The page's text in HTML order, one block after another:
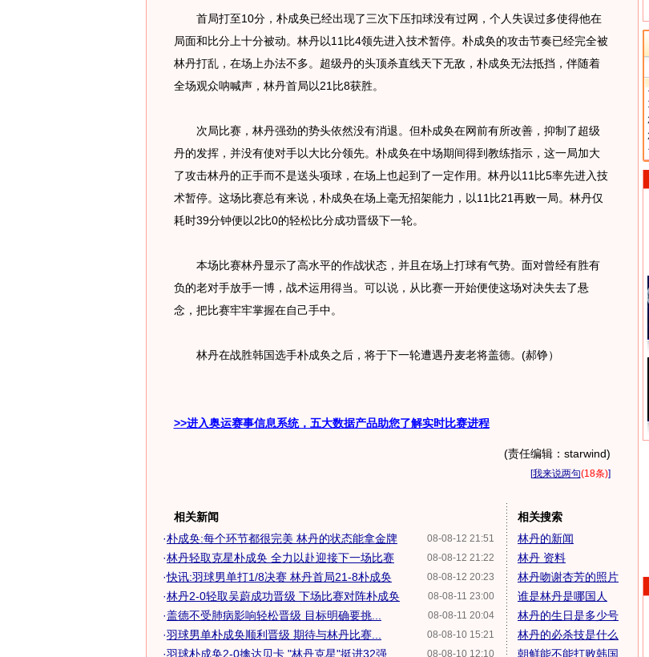
首局打至10分，朴成奂已经出现了三次下压扣球没有过网，个人失误过多使得他在
局面和比分上十分被动。林丹以11比4领先进入技术暂停。朴成奂的攻击节奏已经完全被
林丹打乱，在场上办法不多。超级丹的头顶杀直线天下无敌，朴成奂无法抵挡，伴随着
全场观众呐喊声，林丹首局以21比8获胜。
次局比赛，林丹强劲的势头依然没有消退。但朴成奂在网前有所改善，抑制了超级
丹的发挥，并没有使对手以大比分领先。朴成奂在中场期间得到教练指示，这一局加大
了攻击林丹的正手而不是送头项球，在场上也起到了一定作用。林丹以11比5率先进入技
术暂停。这场比赛总有来说，朴成奂在场上毫无招架能力，以11比21再败一局。林丹仅
耗时39分钟便以2比0的轻松比分成功晋级下一轮。
本场比赛林丹显示了高水平的作战状态，并且在场上打球有气势。面对曾经有胜有
负的老对手放手一博，战术运用得当。可以说，从比赛一开始便使这场对决失去了悬
念，把比赛牢牢掌握在自己手中。
林丹在战胜韩国选手朴成奂之后，将于下一轮遭遇丹麦老将盖德。(郝铮）
>>进入奥运赛事信息系统，五大数据产品助您了解实时比赛进程
(责任编辑：starwind)
[我来说两句(18条)]
相关新闻
08-08-12 21:51
·朴成奂:每个环节都很完美 林丹的状态能拿金牌
08-08-12 21:22
·林丹轻取克星朴成奂 全力以赴迎接下一场比赛
08-08-12 20:23
·快讯:羽球男单打1/8决赛 林丹首局21-8朴成奂
08-08-11 23:00
·林丹2-0轻取吴蔚成功晋级 下场比赛对阵朴成奂
08-08-11 20:04
·盖德不受肺病影响轻松晋级 目标明确要挑...
08-08-10 15:21
·羽球男单朴成奂顺利晋级 期待与林丹比赛...
08-08-10 12:10
·羽球朴成奂2-0擒达贝卡 "林丹克星"挺进32强
相关搜索
林丹的新闻
林丹 资料
林丹吻谢杏芳的照片
谁是林丹是哪国人
林丹的生日是多少号
林丹的必杀技是什么
朝鲜能不能打败韩国